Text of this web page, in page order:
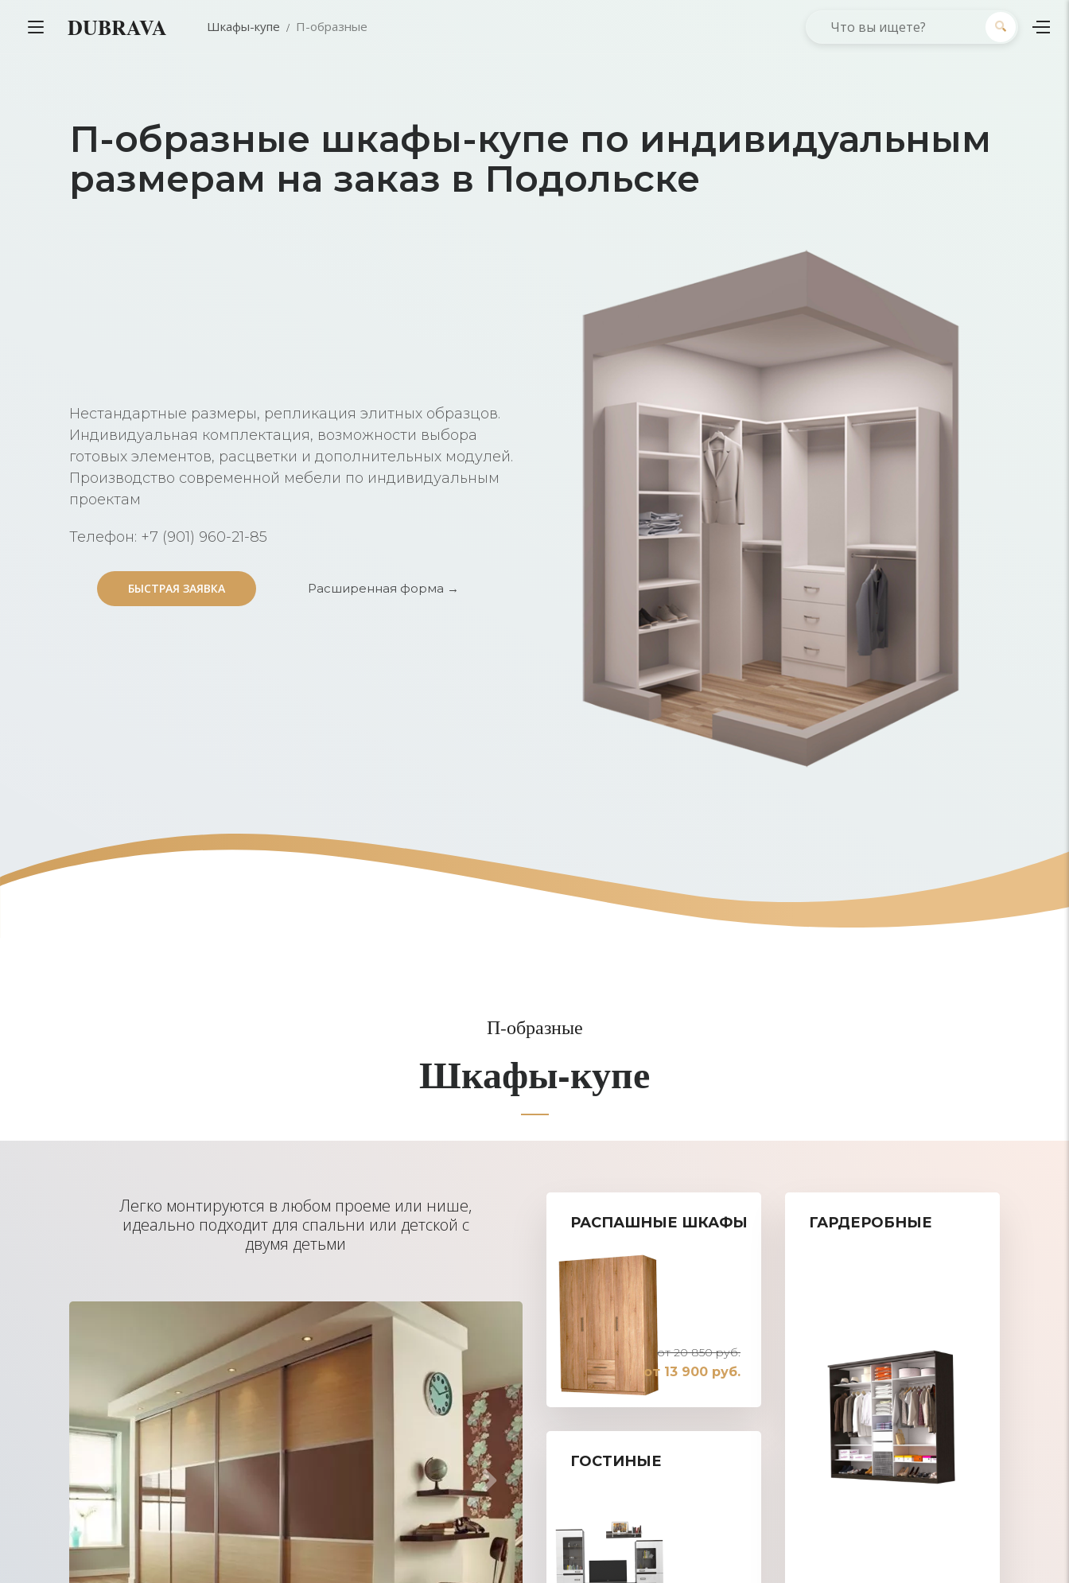
П-образные шкафы-купе по индивидуальным
размерам на заказ в Подольске
Нестандартные размеры, репликация элитных образцов.
Индивидуальная комплектация, возможности выбора
готовых элементов, расцветки и дополнительных модулей.
Производство современной мебели по индивидуальным
проектам
Телефон: +7 (901) 960-21-85
БЫСТРАЯ ЗАЯВКА
БЫСТРАЯ ЗАЯВКА Расширенная форма →
П-образные
Шкафы-купе
Легко монтируются в любом проеме или нише,
идеально подходит для спальни или детской с
двумя детьми
РАСПАШНЫЕ ШКАФЫ
от 20 850 руб.
от 13 900 руб.
ГОСТИНЫЕ
ГАРДЕРОБНЫЕ
DUBRAVA Шкафы-купе П-образные